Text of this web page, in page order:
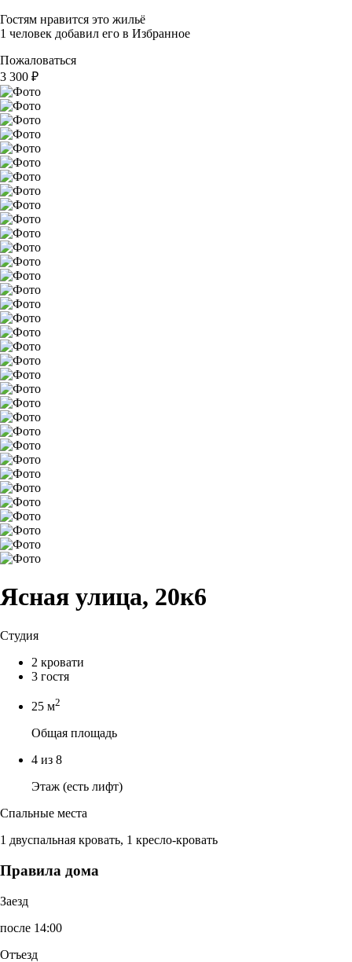
Гостям нравится это жильё
1 человек добавил его в Избранное
Пожаловаться
3 300 ₽
Ясная улица, 20к6
Студия
2 кровати
3 гостя
25 м2
Общая площадь
4 из 8
Этаж (есть лифт)
Спальные места
1 двуспальная кровать, 1 кресло-кровать
Правила дома
Заезд
после 14:00
Отъезд